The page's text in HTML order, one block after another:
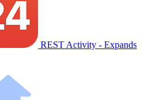
REST Activity - Expands